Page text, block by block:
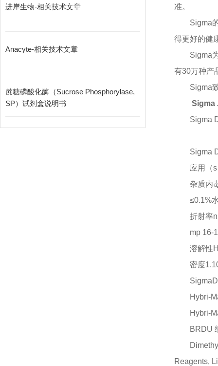
进岸生物-相关技术文章
Anacyte-相关技术文章
蔗糖磷酸化酶（Sucrose Phosphorylase,
SP）试剂盒说明书
准。
Sigma
得更好的健
Sigma
有30万种产
Sigma
Sigma
Sigma
Sigma
应用（
杂质内
≤0.1%
折射率
mp 16-
溶解性
密度
Hybri-
Hybri-
BRDU
Reagents,